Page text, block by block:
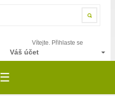
Vítejte. Přihlaste se
Váš účet
☰